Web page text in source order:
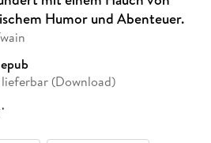
Humor und Abenteuer.
(Download)
*